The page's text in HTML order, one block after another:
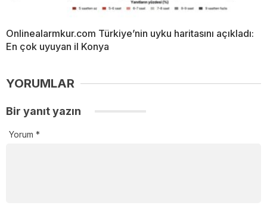
Onlinealarmkur.com Türkiye’nin uyku haritasını açıkladı:
En çok uyuyan il Konya
YORUMLAR
Bir yanıt yazın
Yorum *